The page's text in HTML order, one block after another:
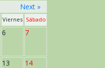
Next »
Viernes Sábado
6 7
13 14